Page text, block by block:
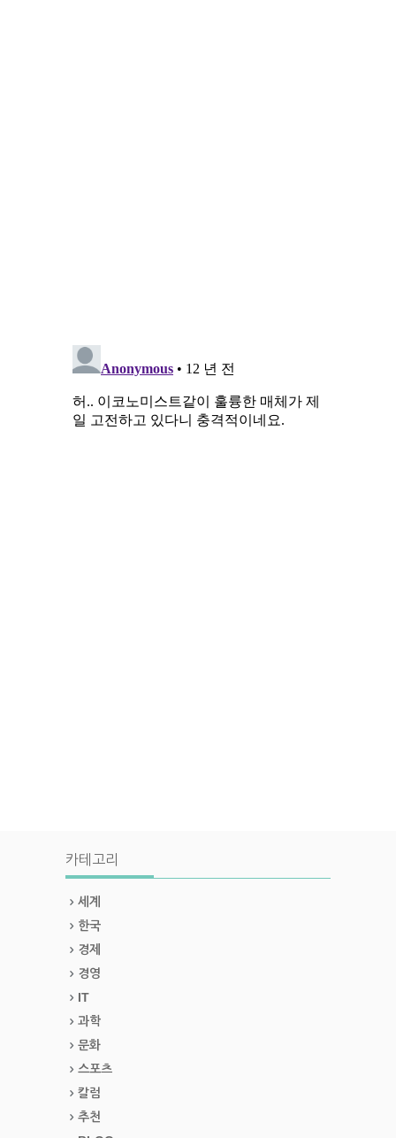
카테고리
세계
한국
경제
경영
IT
과학
문화
스포츠
칼럼
추천